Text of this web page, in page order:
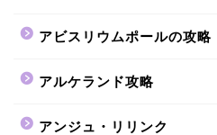
アビスリウムポールの攻略
アルケランド攻略
アンジュ・リリンク